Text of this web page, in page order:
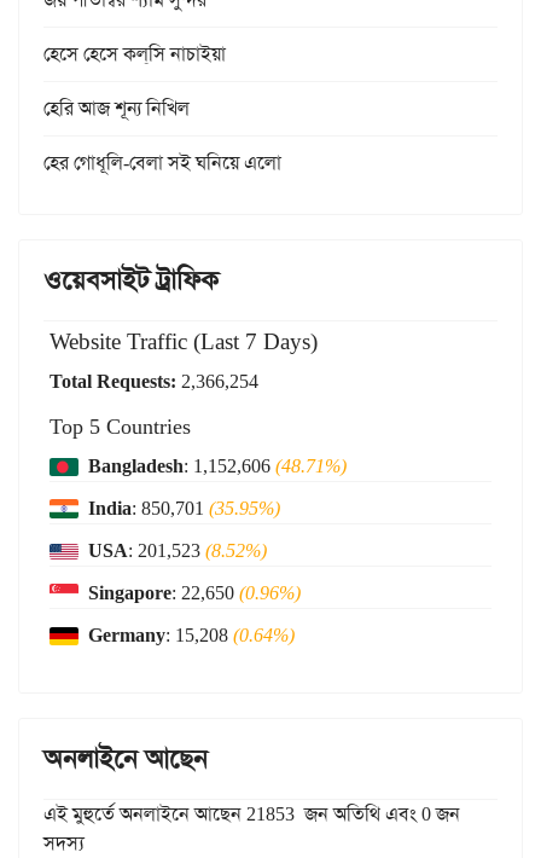
হেসে হেসে কল্‌সি নাচাইয়া
হেরি আজ শূন্য নিখিল
হের গোধূলি-বেলা সই ঘনিয়ে এলো
ওয়েবসাইট ট্রাফিক
Website Traffic (Last 7 Days)
Total Requests: 2,366,254
Top 5 Countries
Bangladesh: 1,152,606(48.71%)
India: 850,701 (35.95%)
USA: 201,523(8.52%)
Singapore: 22,650(0.96%)
Germany: 15,208(0.64%)
অনলাইনে আছেন
এই মুহুর্তে অনলাইনে আছেন 21853 জন অতিথি এবং 0 জন
সদস্য